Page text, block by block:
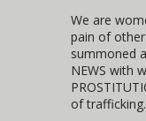
We are
pain of
summoned
NEWS with
of trafficking.